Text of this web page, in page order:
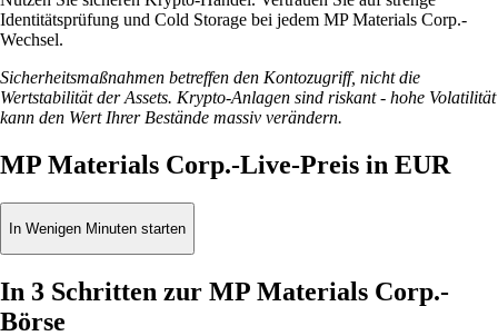
Identitätsprüfung und Cold Storage bei jedem MP Materials Corp.-
Wechsel.
Sicherheitsmaßnahmen betreffen den Kontozugriff, nicht die
Wertstabilität der Assets. Krypto-Anlagen sind riskant - hohe Volatilität
kann den Wert Ihrer Bestände massiv verändern.
MP Materials Corp.-Live-Preis in EUR
In Wenigen Minuten starten
In 3 Schritten zur MP Materials Corp.-
Börse